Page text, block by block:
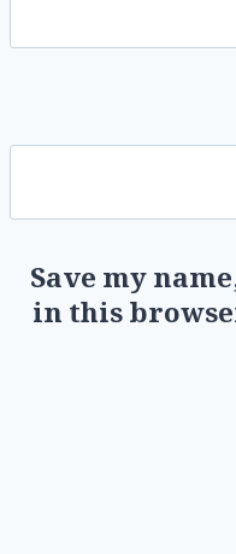
Save my
in this